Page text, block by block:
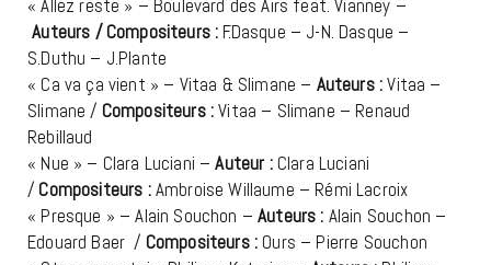
« Allez reste » – Boulevard des Airs feat. Vianney –
Auteurs / Compositeurs : F.Dasque – J-N. Dasque –
S.Duthu – J.Plante
« Ca va ça vient » – Vitaa & Slimane – Auteurs :Vitaa –
Slimane / Compositeurs :Vitaa – Slimane – Renaud
Rebillaud
« Nue » – Clara Luciani –Auteur :Clara Luciani
/ Compositeurs :Ambroise Willaume – Rémi Lacroix
« Presque » – Alain Souchon –Auteurs : Alain Souchon –
Edouard Baer / Compositeurs : Ours – Pierre Souchon